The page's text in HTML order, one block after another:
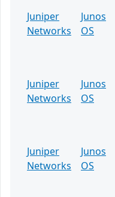
Juniper
Networks
Junos
OS
Juniper
Networks
Junos
OS
Juniper
Networks
Junos
OS